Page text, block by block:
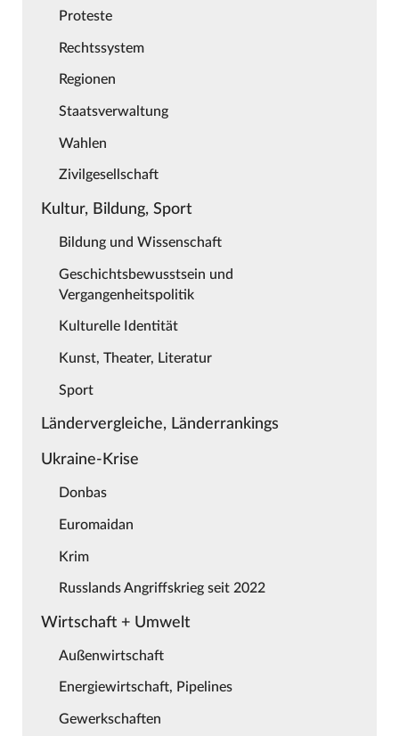
Proteste
Rechtssystem
Regionen
Staatsverwaltung
Wahlen
Zivilgesellschaft
Kultur, Bildung, Sport
Bildung und Wissenschaft
Geschichtsbewusstsein und
Vergangenheitspolitik
Kulturelle Identität
Kunst, Theater, Literatur
Sport
Ländervergleiche, Länderrankings
Ukraine-Krise
Donbas
Euromaidan
Krim
Russlands Angriffskrieg seit 2022
Wirtschaft + Umwelt
Außenwirtschaft
Energiewirtschaft, Pipelines
Gewerkschaften